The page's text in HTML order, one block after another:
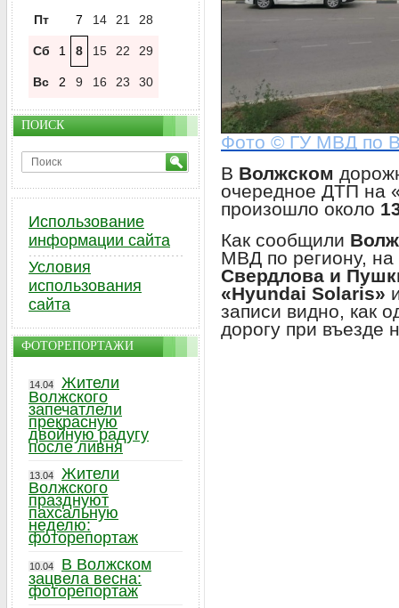
Фото © ГУ МВД по
В Волжском
очередное ДТП на
произошло около
Как сообщили
МВД по региону,
Свердлова и
«Hyundai Solaris»
записи видно, как
дорогу при въезде
Пт 7 14 21 28
Сб 1 8 15 22 29
Вс 2 9 16 23 30
ПОИСК
Использование
информации сайта
Условия
использования
сайта
ФОТОРЕПОРТАЖИ
14.04
Жители
Волжского
запечатлели
прекрасную
двойную радугу
после ливня
13.04
Жители
Волжского
празднуют
пахсальную
неделю:
фоторепортаж
10.04
В Волжском
зацвела весна:
фоторепортаж